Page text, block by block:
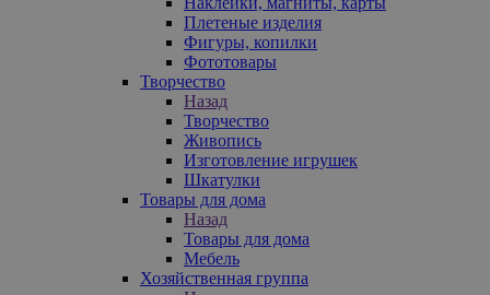
Плетеные изделия
Фигуры, копилки
Фототовары
Творчество
Назад
Творчество
Живопись
Изготовление игрушек
Шкатулки
Товары для дома
Назад
Товары для дома
Мебель
Хозяйственная группа